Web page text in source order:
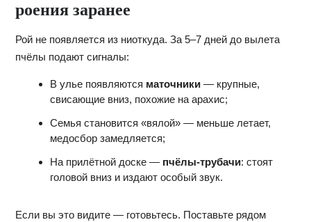
роения заранее
Рой не появляется из ниоткуда. За 5–7 дней до вылета
пчёлы подают сигналы:
В улье появляются маточники— крупные,
свисающие вниз, похожие на арахис;
Семья становится «вялой» — меньше летает,
медосбор замедляется;
На прилётной доске — пчёлы-трубачи: стоят
головой вниз и издают особый звук.
Если вы это видите — готовьтесь. Поставьте рядом